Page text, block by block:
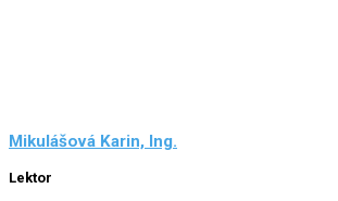
Mikulášová Karin, Ing.
Lektor